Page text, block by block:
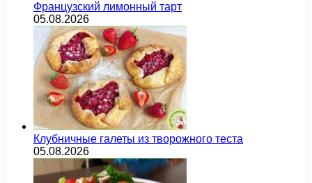
Французский лимонный тарт
05.08.2026
Клубничные галеты из творожного теста
05.08.2026